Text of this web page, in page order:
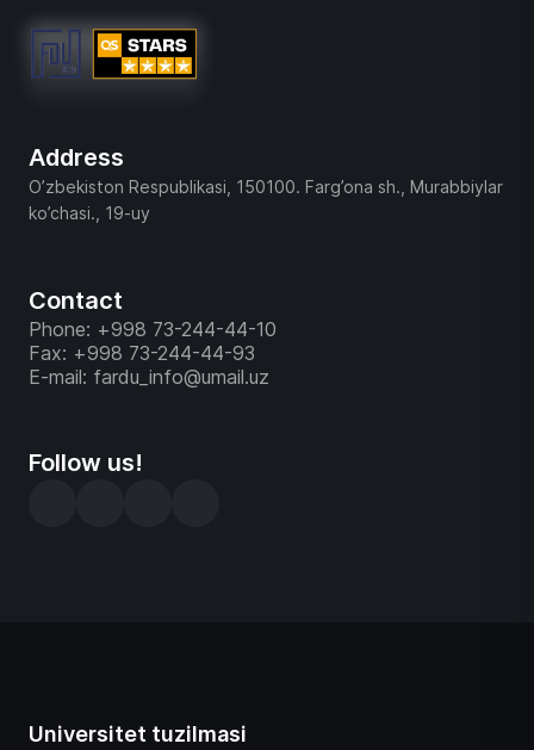
Address
O’zbekiston Respublikasi, 150100. Farg’ona sh., Murabbiylar
ko’chasi., 19-uy
Contact
Phone: +998 73-244-44-10
Fax: +998 73-244-44-93
E-mail: fardu_info@umail.uz
Follow us!
Universitet tuzilmasi